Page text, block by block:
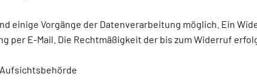
einige Vorgänge der Datenverarbeitung möglich. Ein
per E-Mail. Die Rechtmäßigkeit der bis zum Widerruf